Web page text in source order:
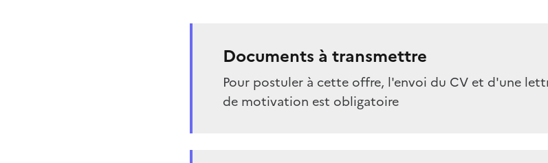
Documents à transmettre
Pour postuler à cette offre, l'envoi du CV et d'une
de motivation est obligatoire